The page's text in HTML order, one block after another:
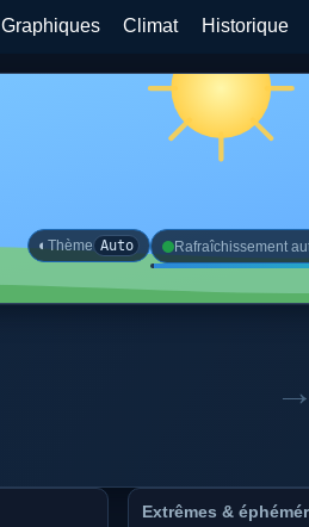
Graphiques Climat Historique
◐Thème Auto Rafraîchissement
Extrêmes &